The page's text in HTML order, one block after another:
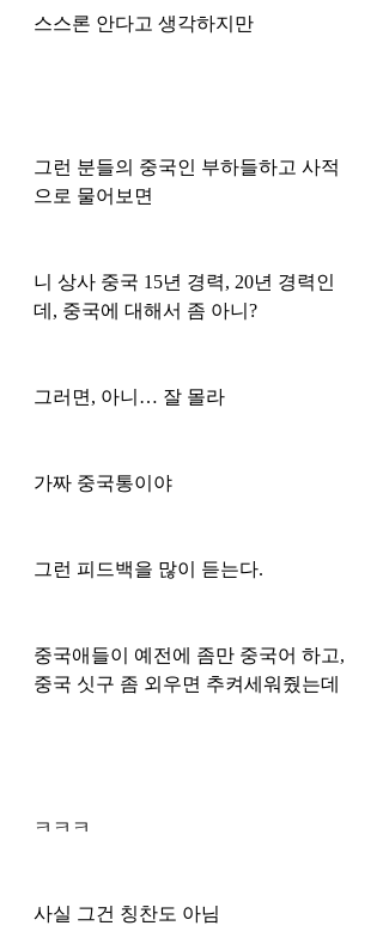
스스론 안다고 생각하지만
그런 분들의 중국인 부하들하고 사적
으로 물어보면
니 상사 중국 15년 경력, 20년 경력인
데, 중국에 대해서 좀 아니?
그러면, 아니… 잘 몰라
가짜 중국통이야
그런 피드백을 많이 듣는다.
중국애들이 예전에 좀만 중국어 하고,
중국 싯구 좀 외우면 추켜세워줬는데
ㅋㅋㅋ
사실 그건 칭찬도 아님